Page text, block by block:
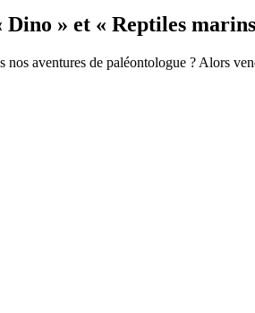
Dino » et « Reptiles
nos aventures de paléontologue ? Alors